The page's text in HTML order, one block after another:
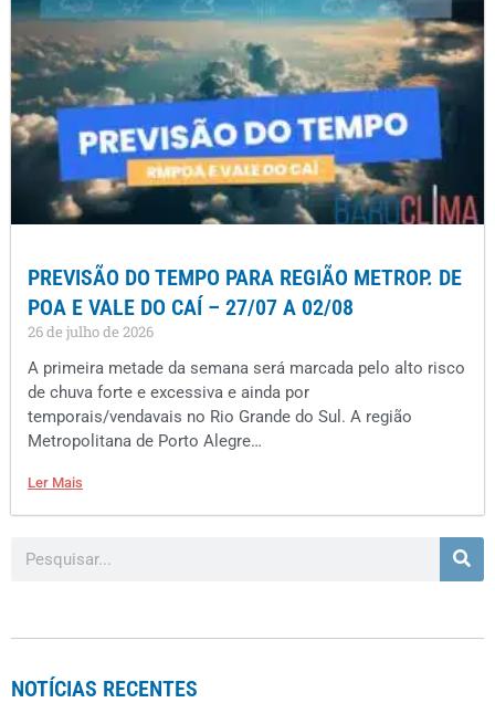
PREVISÃO DO TEMPO PARA REGIÃO METROP. DE
POA E VALE DO CAÍ – 27/07 A 02/08
26 de julho de 2026
A primeira metade da semana será marcada pelo alto risco
de chuva forte e excessiva e ainda por
temporais/vendavais no Rio Grande do Sul. A região
Metropolitana de Porto Alegre…
Ler Mais
NOTÍCIAS RECENTES